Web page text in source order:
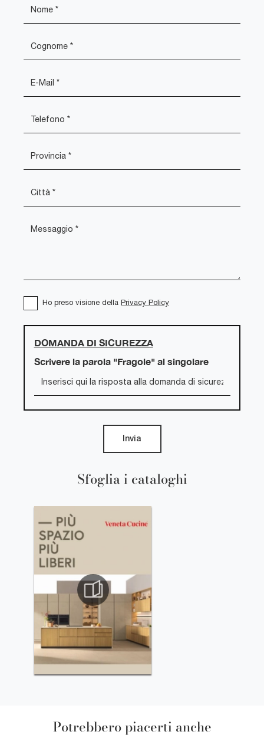
Sfoglia i cataloghi
Ho preso visione della Privacy Policy
DOMANDA DI SICUREZZA
Scrivere la parola "Fragole" al singolare
Invia
Potrebbero piacerti anche